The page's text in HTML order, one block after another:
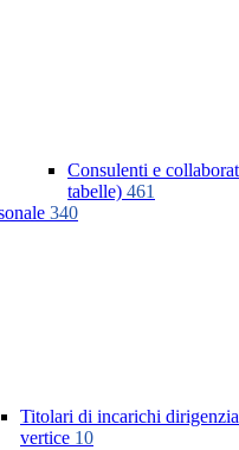
Consulenti e
tabelle) 461
340
Titolari di incarichi
vertice 10